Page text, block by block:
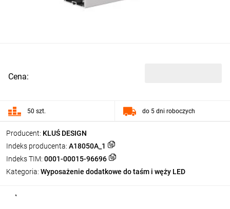
Producent: KLUŚ DESIGN
Indeks producenta: A18050A_1
Indeks TIM: 0001-00015-96696
Kategoria: Wyposażenie dodatkowe do taśm i węży LED
Cena:
50 szt. do 5 dni roboczych